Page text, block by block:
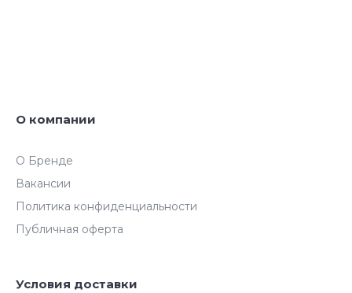
О компании
О Бренде
Вакансии
Политика конфиденциальности
Публичная оферта
Условия доставки